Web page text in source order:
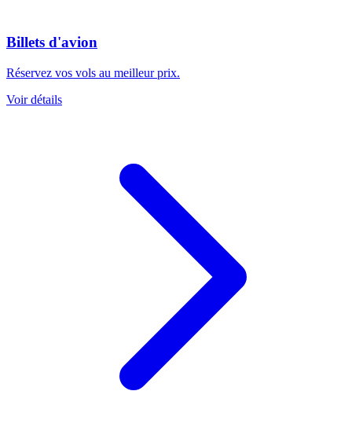
Billets d'avion
Réservez vos vols au meilleur prix.
Voir détails